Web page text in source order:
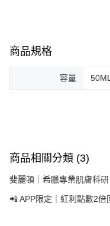
商品規格
容量 50ML
商品相關分類 (3)
斐麗頓｜希臘專業肌膚科研
📲 APP限定｜紅利點數2倍